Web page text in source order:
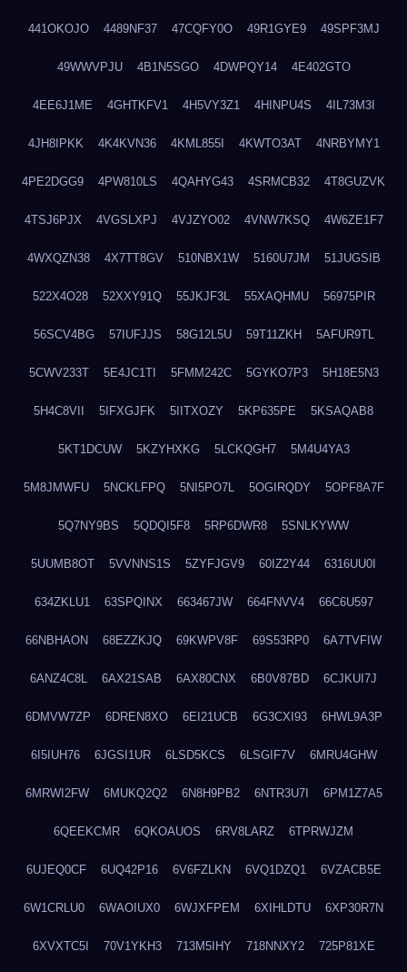
441OKOJO 4489NF37 47CQFY0O 49R1GYE9 49SPF3MJ
49WWVPJU 4B1N5SGO 4DWPQY14 4E402GTO
4EE6J1ME 4GHTKFV1 4H5VY3Z1 4HINPU4S 4IL73M3I
4JH8IPKK 4K4KVN36 4KML855I 4KWTO3AT 4NRBYMY1
4PE2DGG9 4PW810LS 4QAHYG43 4SRMCB32 4T8GUZVK
4TSJ6PJX 4VGSLXPJ 4VJZYO02 4VNW7KSQ 4W6ZE1F7
4WXQZN38 4X7TT8GV 510NBX1W 5160U7JM 51JUGSIB
522X4O28 52XXY91Q 55JKJF3L 55XAQHMU 56975PIR
56SCV4BG 57IUFJJS 58G12L5U 59T11ZKH 5AFUR9TL
5CWV233T 5E4JC1TI 5FMM242C 5GYKO7P3 5H18E5N3
5H4C8VII 5IFXGJFK 5IITXOZY 5KP635PE 5KSAQAB8
5KT1DCUW 5KZYHXKG 5LCKQGH7 5M4U4YA3
5M8JMWFU 5NCKLFPQ 5NI5PO7L 5OGIRQDY 5OPF8A7F
5Q7NY9BS 5QDQI5F8 5RP6DWR8 5SNLKYWW
5UUMB8OT 5VVNNS1S 5ZYFJGV9 60IZ2Y44 6316UU0I
634ZKLU1 63SPQINX 663467JW 664FNVV4 66C6U597
66NBHAON 68EZZKJQ 69KWPV8F 69S53RP0 6A7TVFIW
6ANZ4C8L 6AX21SAB 6AX80CNX 6B0V87BD 6CJKUI7J
6DMVW7ZP 6DREN8XO 6EI21UCB 6G3CXI93 6HWL9A3P
6I5IUH76 6JGSI1UR 6LSD5KCS 6LSGIF7V 6MRU4GHW
6MRWI2FW 6MUKQ2Q2 6N8H9PB2 6NTR3U7I 6PM1Z7A5
6QEEKCMR 6QKOAUOS 6RV8LARZ 6TPRWJZM
6UJEQ0CF 6UQ42P16 6V6FZLKN 6VQ1DZQ1 6VZACB5E
6W1CRLU0 6WAOIUX0 6WJXFPEM 6XIHLDTU 6XP30R7N
6XVXTC5I 70V1YKH3 713M5IHY 718NNXY2 725P81XE